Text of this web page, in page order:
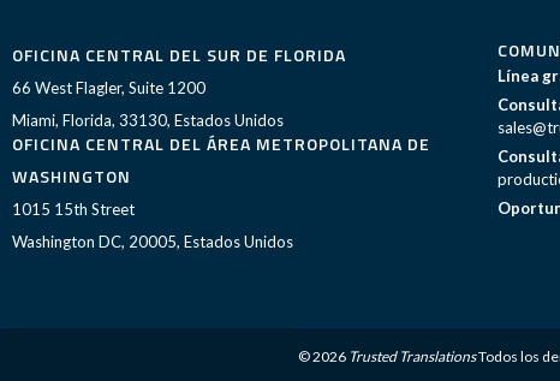
OFICINA CENTRAL DEL SUR DE FLORIDA
66 West Flagler, Suite 1200
Miami, Florida, 33130, Estados Unidos
OFICINA CENTRAL DEL ÁREA METROPOLITANA DE
WASHINGTON
1015 15th Street
Washington DC, 20005, Estados Unidos
Línea
© 2026 Trusted TranslationsTodos los